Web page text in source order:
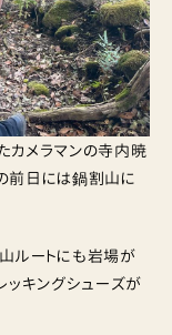
カメラマンの寺内暁
前日には鍋割山に
ルートにも岩場が
ッキングシューズが